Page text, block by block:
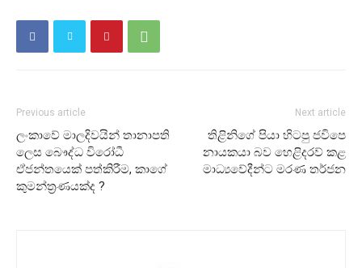
Previous article
ලංකාවේ මාලදිවයින් තානාපති
ලෙස බෞද්ධ විරෝධී
ඒජන්තයෙක් පත්කිරීම, කාගේ
කුමන්ත්‍රණයක්ද ?
Next article
තිළිනිගේ පියා හිටපු ජවිපෙ
නායකයා බව හෙළිදරව් කළ
මාධ්‍යවේදීන්ට මරණ තර්ජන